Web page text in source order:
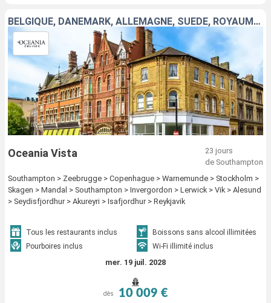
BELGIQUE, DANEMARK, ALLEMAGNE, SUÈDE, ROYAUME-UNI, NORVÈGE, ISLANDE
Oceania Vista
23 jours
de Southampton
Southampton > Zeebrugge > Copenhague > Warnemunde > Stockholm >
Skagen > Mandal > Southampton > Invergordon > Lerwick > Vik > Alesund
> Seydisfjordhur > Akureyri > Isafjordhur > Reykjavik
Tous les restaurants inclus
Boissons sans alcool illimitées
Pourboires inclus
Wi-Fi illimité inclus
mer. 19 juil. 2028
dès 10 009 €